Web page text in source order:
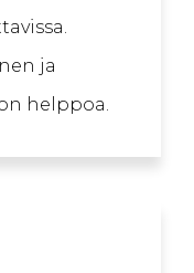
ja
helppoa.